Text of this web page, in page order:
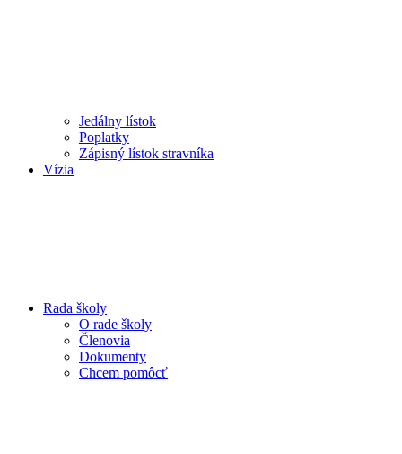
Jedálny lístok
Poplatky
Zápisný lístok stravníka
Vízia
Rada školy
O rade školy
Členovia
Dokumenty
Chcem pomôcť